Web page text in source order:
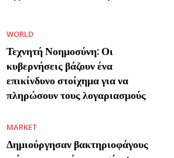
WORLD
Τεχνητή Νοημοσύνη: Οι
κυβερνήσεις βάζουν ένα
επικίνδυνο στοίχημα για να
πληρώσουν τους λογαριασμούς
MARKET
Δημιούργησαν βακτηριοφάγους